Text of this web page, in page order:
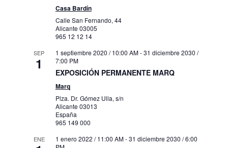
Casa Bardín
Calle San Fernando, 44
Alicante 03005
965 12 12 14
SEP
1
1 septiembre 2020 / 10:00 AM-31 diciembre 2030 /
7:00 PM
EXPOSICIÓN PERMANENTE MARQ
Marq
Plza. Dr. Gómez Ulla, s/n
Alicante 03013
España
965 149 000
ENE 1 enero 2022 / 11:00 AM-31 diciembre 2030 / 6:00